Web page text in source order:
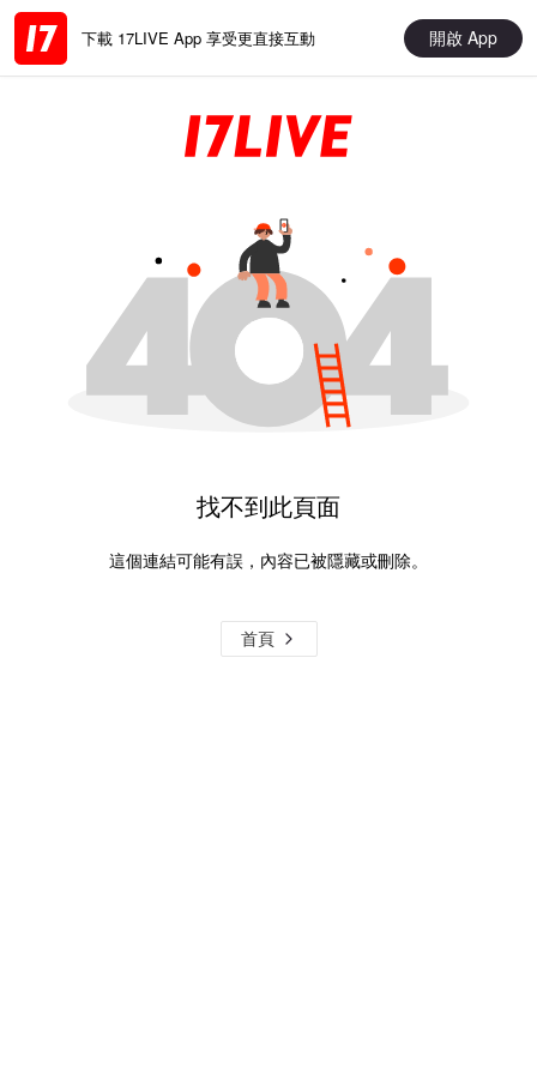
下載 17LIVE App 享受更直接互動 開啟 App
找不到此頁面
這個連結可能有誤，內容已被隱藏或刪除。
首頁